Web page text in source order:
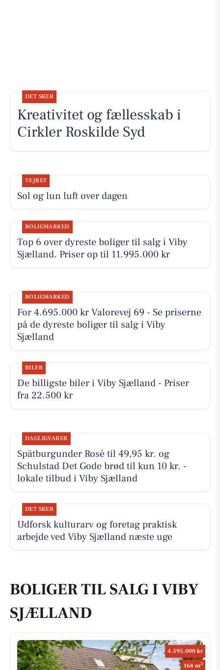
DET SKER
Kreativitet og fællesskab i
Cirkler Roskilde Syd
VEJRET
Sol og lun luft over dagen
BOLIGMARKED
Top 6 over dyreste boliger til salg i Viby
Sjælland. Priser op til 11.995.000 kr
BOLIGMARKED
For 4.695.000 kr Valorevej 69 - Se priserne
på de dyreste boliger til salg i Viby
Sjælland
BILER
De billigste biler i Viby Sjælland - Priser
fra 22.500 kr
DAGLIGVARER
Spätburgunder Rosé til 49,95 kr. og
Schulstad Det Gode brød til kun 10 kr. -
lokale tilbud i Viby Sjælland
DET SKER
Udforsk kulturarv og foretag praktisk
arbejde ved Viby Sjælland næste uge
BOLIGER TIL SALG I VIBY
SJÆLLAND
4.595.000 kr
168 m2